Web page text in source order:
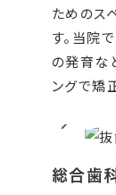
ためのス
す。当院
の発育な
ングで矯
総合歯